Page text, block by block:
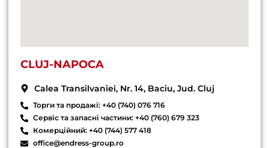
CLUJ-NAPOCA
Calea Transilvaniei, Nr. 14, Baciu, Jud. Cluj
Торги та продажі: +40 (740) 076 716
Сервіс та запасні частини: +40 (760) 679 323
Комерційний: +40 (744) 577 418
office@endress-group.ro